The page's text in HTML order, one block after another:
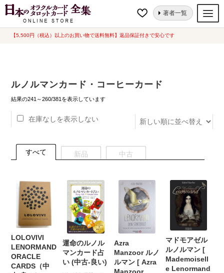
【5,500円（税込）以上のお買い物で送料無料】返品保証付きで安心です
ナ
コ
著者一覧
オラクルカード
ルノルマンカード
トランプ
セット
希少品
書籍
カード関連グッズ
ホーム ルノルマンカード・コーヒーカード ページ 13
ルノルマンカード・コーヒーカード
結果の241～260/381を表示しています新
在庫なしを表示しない
すべて 新品 中古
LOLOVIVI
LENORMAND
ORACLE
CARDS（中
運命のルノル
マンカード占
い (中古-良い)
Azra
Manzoor ルノ
ルマン [ Azra
マドモアゼル
ルノルマン [
Mademoisell
e Lenormand